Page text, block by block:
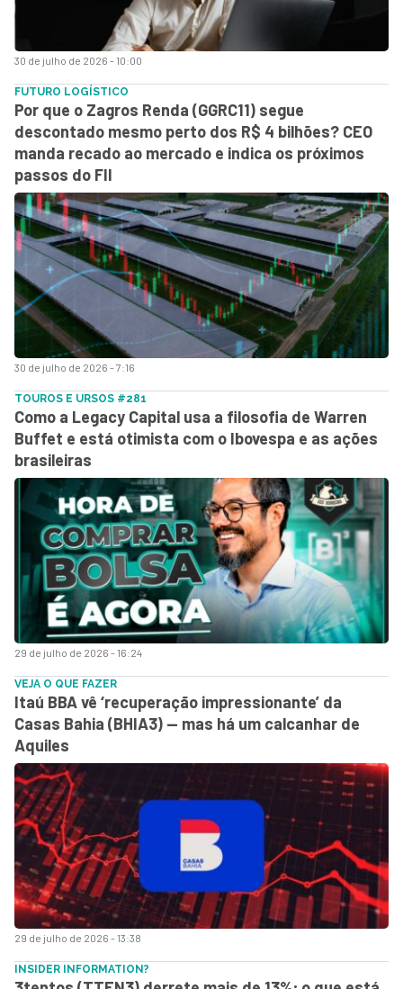
30 de julho de 2026 - 10:00
30 de julho de 2026 - 7:16
FUTURO LOGÍSTICO
Por que o Zagros Renda (GGRC11) segue
descontado mesmo perto dos R$ 4 bilhões? CEO
manda recado ao mercado e indica os próximos
passos do FII
29 de julho de 2026 - 16:24
TOUROS E URSOS #281
Como a Legacy Capital usa a filosofia de Warren
Buffet e está otimista com o Ibovespa e as ações
brasileiras
29 de julho de 2026 - 13:38
VEJA O QUE FAZER
Itaú BBA vê ‘recuperação impressionante’ da
Casas Bahia (BHIA3) — mas há um calcanhar de
Aquiles
INSIDER INFORMATION?